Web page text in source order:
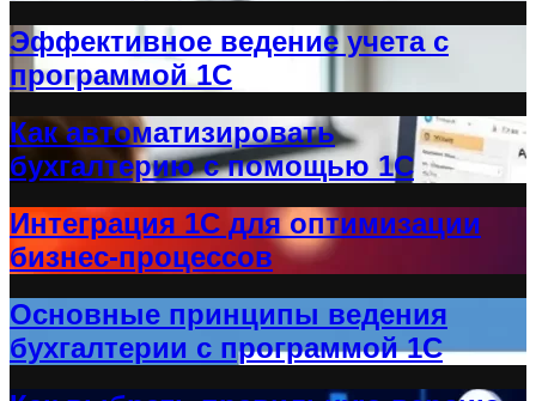
Эффективное ведение учета с
программой 1С
Как автоматизировать
бухгалтерию с помощью 1С
Интеграция 1С для оптимизации
бизнес-процессов
Основные принципы ведения
бухгалтерии с программой 1С